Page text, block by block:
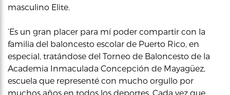
masculino Elite.
‘Es un gran placer para mí poder compartir con la
familia del baloncesto escolar de Puerto Rico, en
especial, tratándose del Torneo de Baloncesto de la
Academia Inmaculada Concepción de Mayagüez,
escuela que representé con mucho orgullo por
muchos años en todos los deportes. Cada vez que